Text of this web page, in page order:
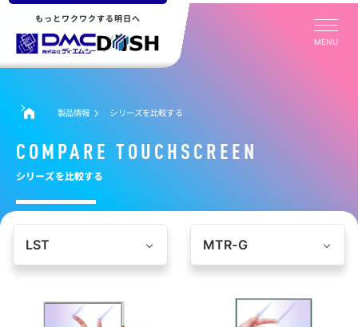
もっとワクワクする明日へ
MENU
製品情報 シリーズを比較する
COMPARE TOUCHSCREEN
シリーズを比較する